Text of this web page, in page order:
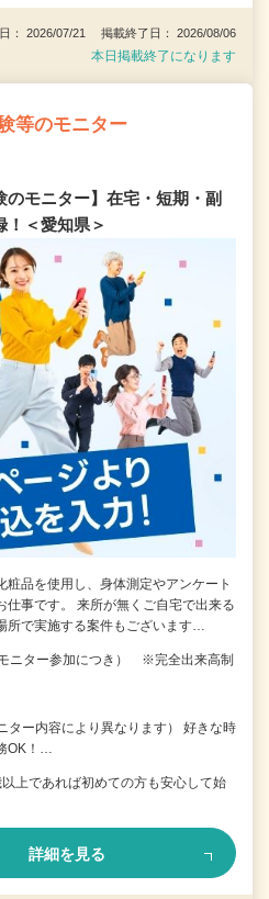
： 2026/07/21 掲載終了日： 2026/08/06
本日掲載終了になります
等のモニター
のモニター】在宅・短期・副
＜愛知県＞
粧品を使用し、身体測定やアンケート
仕事です。 来所が無くご自宅で出来る
所で実施する案件もございます…
ニター参加につき） ※完全出来高制
ター内容により異なります） 好きな時
OK！…
上であれば初めての方も安心して始
詳細を見る